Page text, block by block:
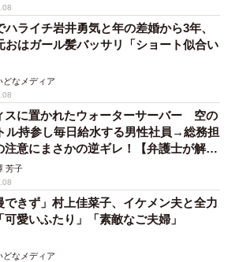
ハライチ岩井勇気と年の差婚から3年、
おはガール髪バッサリ「ショート似合い
どなメディア
スに置かれたウォーターサーバー 空の
ル持参し毎日給水する男性社員→総務担
注意にまさかの逆ギレ！【弁護士が解
芳子
できず」村上佳菜子、イケメン夫と全力
可愛いふたり」「素敵なご夫婦」
どなメディア